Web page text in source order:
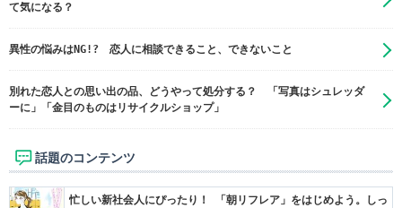
て気になる？
異性の悩みはNG!? 恋人に相談できること、できないこと
別れた恋人との思い出の品、どうやって処分する？ 「写真はシュレッダ
ーに」「金目のものはリサイクルショップ」
話題のコンテンツ
忙しい新社会人にぴったり！ 「朝リフレア」をはじめよう。しっ